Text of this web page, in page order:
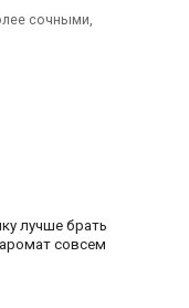
сочными,
лучше брать
совсем